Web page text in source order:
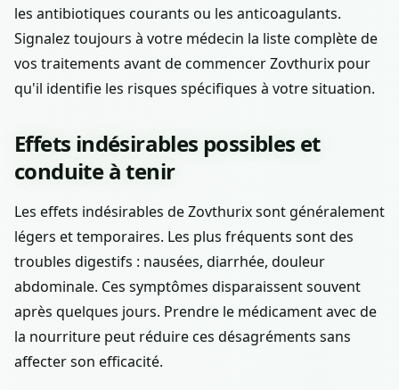
les antibiotiques courants ou les anticoagulants.
Signalez toujours à votre médecin la liste complète de
vos traitements avant de commencer Zovthurix pour
qu'il identifie les risques spécifiques à votre situation.
Effets indésirables possibles et
conduite à tenir
Les effets indésirables de Zovthurix sont généralement
légers et temporaires. Les plus fréquents sont des
troubles digestifs : nausées, diarrhée, douleur
abdominale. Ces symptômes disparaissent souvent
après quelques jours. Prendre le médicament avec de
la nourriture peut réduire ces désagréments sans
affecter son efficacité.